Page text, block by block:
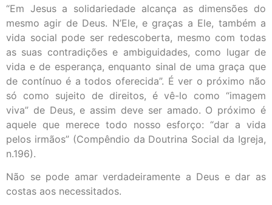
“Em Jesus a solidariedade alcança as dimensões do
mesmo agir de Deus. N’Ele, e graças a Ele, também a
vida social pode ser redescoberta, mesmo com todas
as suas contradições e ambiguidades, como lugar de
vida e de esperança, enquanto sinal de uma graça que
de contínuo é a todos oferecida”. É ver o próximo não
só como sujeito de direitos, é vê-lo como “imagem
viva” de Deus, e assim deve ser amado. O próximo é
aquele que merece todo nosso esforço: “dar a vida
pelos irmãos” (Compêndio da Doutrina Social da Igreja,
n.196).
Não se pode amar verdadeiramente a Deus e dar as
costas aos necessitados.